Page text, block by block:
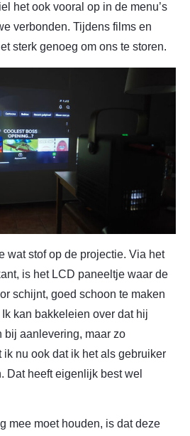
het ook vooral op in de menu’s
verbonden. Tijdens films en
sterk genoeg om ons te storen.
wat stof op de projectie. Via het
is het LCD paneeltje waar de
schijnt, goed schoon te maken
kan bakkeleien over dat hij
bij aanlevering, maar zo
nu ook dat ik het als gebruiker
Dat heeft eigenlijk best wel
mee moet houden, is dat deze